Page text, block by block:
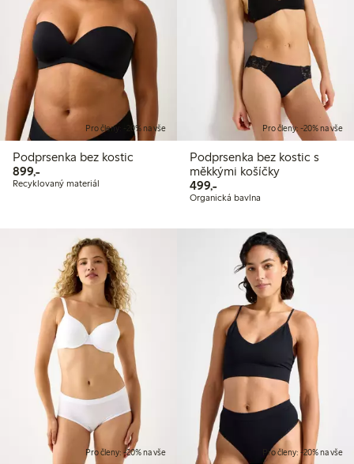
Pro členy: -20% na vše
Podprsenka bez kostic
899,-899,00 Kč
Recyklovaný materiál
Pro členy: -20% na vše
Podprsenka bez kostic s
měkkými košíčky
499,-499,00 Kč
Organická bavlna
Pro členy: -20% na vše Pro členy: -20% na vše